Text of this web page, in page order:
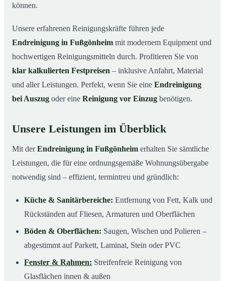
können.
Unsere erfahrenen Reinigungskräfte führen jede
Endreinigung in Fußgönheim mit modernem Equipment und
hochwertigen Reinigungsmitteln durch. Profitieren Sie von
klar kalkulierten Festpreisen – inklusive Anfahrt, Material
und aller Leistungen. Perfekt, wenn Sie eine Endreinigung
bei Auszug oder eine Reinigung vor Einzug benötigen.
Unsere Leistungen im Überblick
Mit derEndreinigung in Fußgönheim erhalten Sie sämtliche
Leistungen, die für eine ordnungsgemäße Wohnungsübergabe
notwendig sind – effizient, termintreu und gründlich:
Küche & Sanitärbereiche: Entfernung von Fett, Kalk und
Rückständen auf Fliesen, Armaturen und Oberflächen
Böden & Oberflächen: Saugen, Wischen und Polieren –
abgestimmt auf Parkett, Laminat, Stein oder PVC
Fenster & Rahmen: Streifenfreie Reinigung von
Glasflächen innen & außen